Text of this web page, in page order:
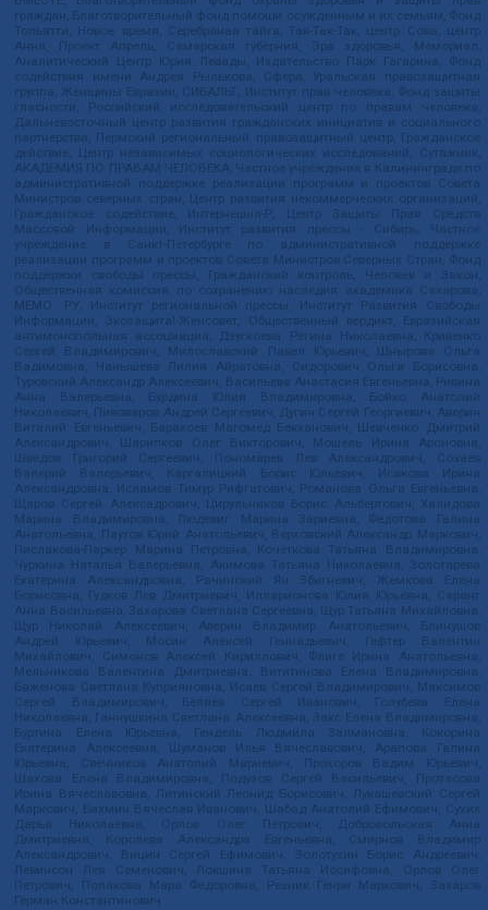
граждан, Благотворительный фонд помощи осужденным и их семьям, Фонд
Тольятти, Новое время, Серебряная тайга, Так-Так-Так, центр Сова, центр
Анна, Проект Апрель, Самарская губерния, Эра здоровья, Мемориал,
Аналитический Центр Юрия Левады, Издательство Парк Гагарина, Фонд
содействия имени Андрея Рылькова, Сфера, Уральская правозащитная
группа, Женщины Евразии, СИБАЛЬТ, Институт прав человека, Фонд защиты
гласности, Российский исследовательский центр по правам человека,
Дальневосточный центр развития гражданских инициатив и социального
партнерства, Пермский региональный правозащитный центр, Гражданское
действие, Центр независимых социологических исследований, Сутяжник,
АКАДЕМИЯ ПО ПРАВАМ ЧЕЛОВЕКА, Частное учреждение в Калининграде по
административной поддержке реализации программ и проектов Совета
Министров северных стран, Центр развития некоммерческих организаций,
Гражданское содействие, Интернешнл-Р, Центр Защиты Прав Средств
Массовой Информации, Институт развития прессы - Сибирь, Частное
учреждение в Санкт-Петербурге по административной поддержке
реализации программ и проектов Совета Министров Северных Стран, Фонд
поддержки свободы прессы, Гражданский контроль, Человек и Закон,
Общественная комиссия по сохранению наследия академика Сахарова,
МЕМО. РУ, Институт региональной прессы, Институт Развития Свободы
Информации, Экозащита!-Женсовет, Общественный вердикт, Евразийская
антимонопольная ассоциация, Дзугкоева Регина Николаевна, Кривенко
Сергей Владимирович, Милославский Павел Юрьевич, Шнырова Ольга
Вадимовна, Чанышева Лилия Айратовна, Сидорович Ольга Борисовна,
Туровский Александр Алексеевич, Васильева Анастасия Евгеньевна, Ривина
Анна Валерьевна, Бурдина Юлия Владимировна, Бойко Анатолий
Николаевич, Пивоваров Андрей Сергеевич, Дугин Сергей Георгиевич, Аверин
Виталий Евгеньевич, Барахоев Магомед Бекханович, Шевченко Дмитрий
Александрович, Шарипков Олег Викторович, Мошель Ирина Ароновна,
Шведов Григорий Сергеевич, Пономарев Лев Александрович, Созаев
Валерий Валерьевич, Каргалицкий Борис Юльевич, Исакова Ирина
Александровна, Исламов Тимур Рифгатович, Романова Ольга Евгеньевна,
Щаров Сергей Алексадрович, Цирульников Борис Альбертович, Халидова
Марина Владимировна, Людевиг Марина Зариевна, Федотова Галина
Анатольевна, Паутов Юрий Анатольевич, Верховский Александр Маркович,
Пислакова-Паркер Марина Петровна, Кочеткова Татьяна Владимировна,
Чуркина Наталья Валерьевна, Акимова Татьяна Николаевна, Золотарева
Екатерина Александровна, Рачинский Ян Збигневич, Жемкова Елена
Борисовна, Гудков Лев Дмитриевич, Илларионова Юлия Юрьевна, Саранг
Анна Васильевна, Захарова Светлана Сергеевна, Щур Татьяна Михайловна,
Щур Николай Алексеевич, Аверин Владимир Анатольевич, Блинушов
Андрей Юрьевич, Мосин Алексей Геннадьевич, Гефтер Валентин
Михайлович, Симонов Алексей Кириллович, Флиге Ирина Анатольевна,
Мельникова Валентина Дмитриевна, Вититинова Елена Владимировна,
Баженова Светлана Куприяновна, Исаев Сергей Владимирович, Максимов
Сергей Владимирович, Беляев Сергей Иванович, Голубева Елена
Николаевна, Ганнушкина Светлана Алексеевна, Закс Елена Владимировна,
Буртина Елена Юрьевна, Гендель Людмила Залмановна, Кокорина
Екатерина Алексеевна, Шуманов Илья Вячеславович, Арапова Галина
Юрьевна, Свечников Анатолий Мариевич, Прохоров Вадим Юрьевич,
Шахова Елена Владимировна, Подузов Сергей Васильевич, Протасова
Ирина Вячеславовна, Литинский Леонид Борисович, Лукашевский Сергей
Маркович, Бахмин Вячеслав Иванович, Шабад Анатолий Ефимович, Сухих
Дарья Николаевна, Орлов Олег Петрович, Добровольская Анна
Дмитриевна, Королева Александра Евгеньевна, Смирнов Владимир
Александрович, Вицин Сергей Ефимович, Золотухин Борис Андреевич,
Левинсон Лев Семенович, Локшина Татьяна Иосифовна, Орлов Олег
Петрович, Полякова Мара Федоровна, Резник Генри Маркович, Захаров
Герман Константинович